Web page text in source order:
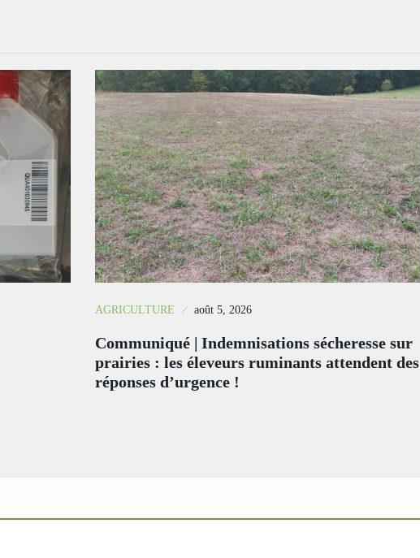
AGRICULTURE août 5, 2026
Communiqué | Indemnisations sécheresse sur
prairies : les éleveurs ruminants attendent des
réponses d’urgence !